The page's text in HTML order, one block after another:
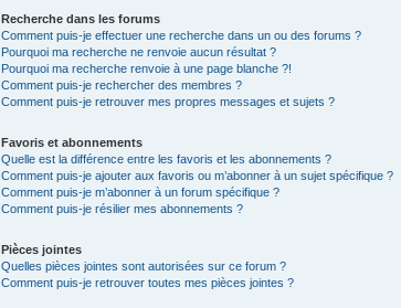
Recherche dans les forums
Comment puis-je effectuer une recherche dans un ou des forums ?
Pourquoi ma recherche ne renvoie aucun résultat ?
Pourquoi ma recherche renvoie à une page blanche ?!
Comment puis-je rechercher des membres ?
Comment puis-je retrouver mes propres messages et sujets ?
Favoris et abonnements
Quelle est la différence entre les favoris et les abonnements ?
Comment puis-je ajouter aux favoris ou m’abonner à un sujet spécifique ?
Comment puis-je m’abonner à un forum spécifique ?
Comment puis-je résilier mes abonnements ?
Pièces jointes
Quelles pièces jointes sont autorisées sur ce forum ?
Comment puis-je retrouver toutes mes pièces jointes ?